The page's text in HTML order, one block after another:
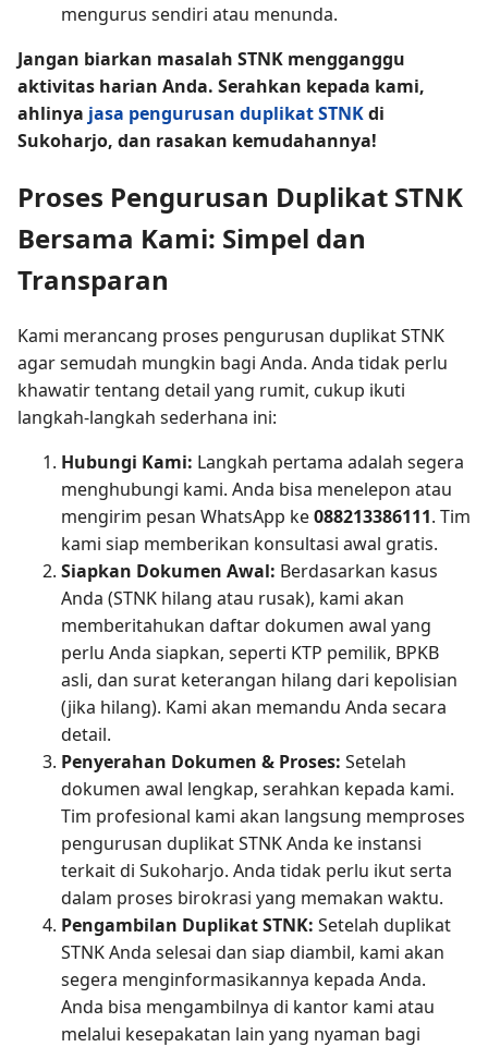
mengurus sendiri atau menunda.
Jangan biarkan masalah STNK mengganggu
aktivitas harian Anda. Serahkan kepada kami,
ahlinya jasa pengurusan duplikat STNKdi
Sukoharjo, dan rasakan kemudahannya!
Proses Pengurusan Duplikat STNK
Bersama Kami: Simpel dan
Transparan
Kami merancang proses pengurusan duplikat STNK
agar semudah mungkin bagi Anda. Anda tidak perlu
khawatir tentang detail yang rumit, cukup ikuti
langkah-langkah sederhana ini:
Hubungi Kami: Langkah pertama adalah segera
menghubungi kami. Anda bisa menelepon atau
mengirim pesan WhatsApp ke088213386111. Tim
kami siap memberikan konsultasi awal gratis.
Siapkan Dokumen Awal: Berdasarkan kasus
Anda (STNK hilang atau rusak), kami akan
memberitahukan daftar dokumen awal yang
perlu Anda siapkan, seperti KTP pemilik, BPKB
asli, dan surat keterangan hilang dari kepolisian
(jika hilang). Kami akan memandu Anda secara
detail.
Penyerahan Dokumen & Proses: Setelah
dokumen awal lengkap, serahkan kepada kami.
Tim profesional kami akan langsung memproses
pengurusan duplikat STNK Anda ke instansi
terkait di Sukoharjo. Anda tidak perlu ikut serta
dalam proses birokrasi yang memakan waktu.
Pengambilan Duplikat STNK: Setelah duplikat
STNK Anda selesai dan siap diambil, kami akan
segera menginformasikannya kepada Anda.
Anda bisa mengambilnya di kantor kami atau
melalui kesepakatan lain yang nyaman bagi